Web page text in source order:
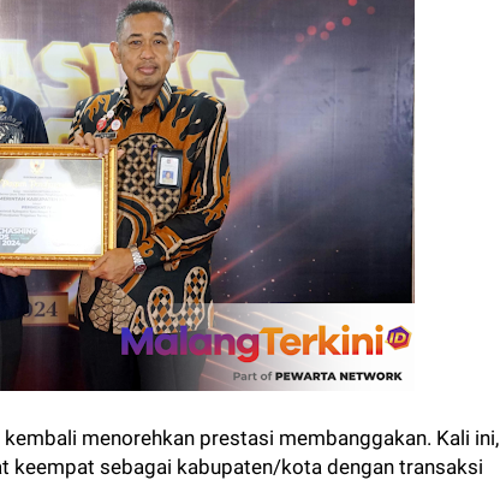
menorehkan prestasi membanggakan. Kali ini,
keempat sebagai kabupaten/kota dengan transaksi